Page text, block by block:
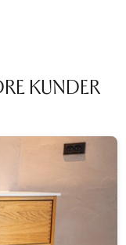
KUNDER